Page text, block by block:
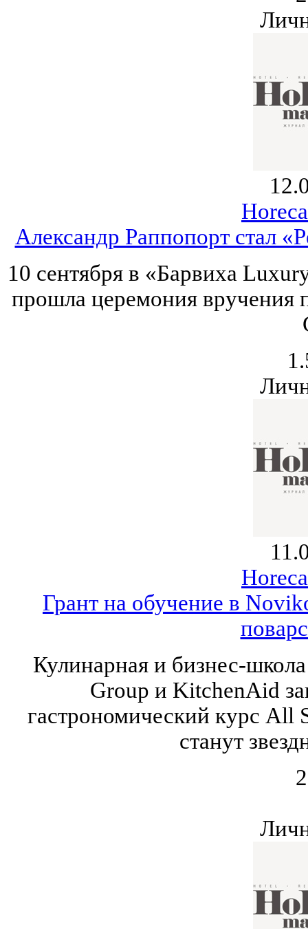
Александр Раппопорт стал
10 сентября в «Барвиха
прошла церемония вручения
Грант на обучение в
Кулинарная и бизнес-
Group и KitchenAid
гастрономический курс All
станут